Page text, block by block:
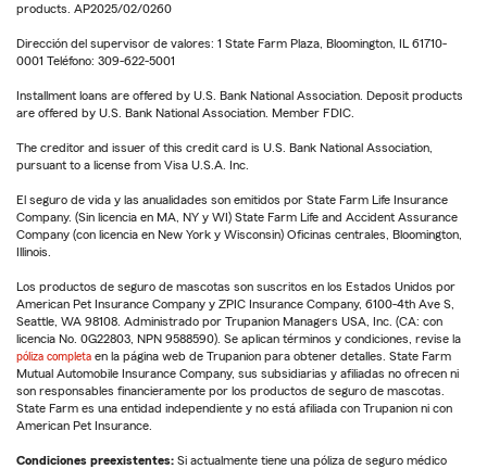
products. AP2025/02/0260
Dirección del supervisor de valores: 1 State Farm Plaza, Bloomington, IL 61710-
0001 Teléfono: 309-622-5001
Installment loans are offered by U.S. Bank National Association. Deposit products
are offered by U.S. Bank National Association. Member FDIC.
The creditor and issuer of this credit card is U.S. Bank National Association,
pursuant to a license from Visa U.S.A. Inc.
El seguro de vida y las anualidades son emitidos por State Farm Life Insurance
Company. (Sin licencia en MA, NY y WI) State Farm Life and Accident Assurance
Company (con licencia en New York y Wisconsin) Oficinas centrales, Bloomington,
Illinois.
Los productos de seguro de mascotas son suscritos en los Estados Unidos por
American Pet Insurance Company y ZPIC Insurance Company, 6100-4th Ave S,
Seattle, WA 98108. Administrado por Trupanion Managers USA, Inc. (CA: con
licencia No. 0G22803, NPN 9588590). Se aplican términos y condiciones, revise la
póliza completa en la página web de Trupanion para obtener detalles. State Farm
Mutual Automobile Insurance Company, sus subsidiarias y afiliadas no ofrecen ni
son responsables financieramente por los productos de seguro de mascotas.
State Farm es una entidad independiente y no está afiliada con Trupanion ni con
American Pet Insurance.
Condiciones preexistentes: Si actualmente tiene una póliza de seguro médico